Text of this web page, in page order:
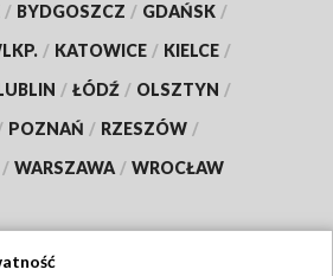
/ BYDGOSZCZ / GDAŃSK /
/ KATOWICE / KIELCE /
/ ŁÓDŹ / OLSZTYN /
POZNAŃ / RZESZÓW /
/ WARSZAWA / WROCŁAW